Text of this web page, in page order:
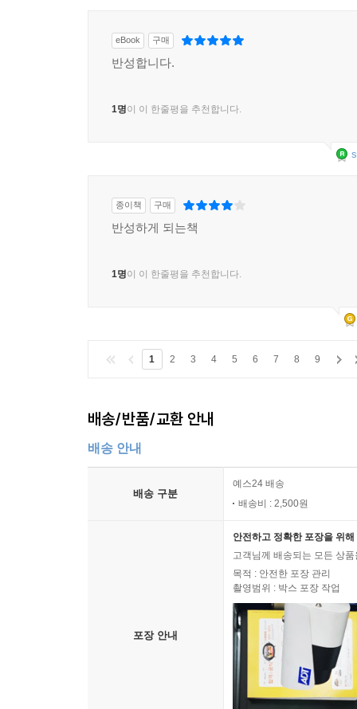
eBook 구매
반성합니다.
1명이 이 한줄평을 추천합니다.
종이책 구매
반성하게 되는책
1명이 이 한줄평을 추천합니다.
1 2 3 4 5 6 7 8 9
배송/반품/교환 안내
배송 안내
배송 구분
예스24 배송
배송비 : 2,500원
포장 안내
안전하고 정확한 포장을 위
고객님께 배송되는 모든 상
목적 : 안전한 포장 관리
촬영범위 : 박스 포장 작업